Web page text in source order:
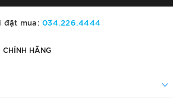
đặt mua:034.226.4444
CHÍNH HÃNG